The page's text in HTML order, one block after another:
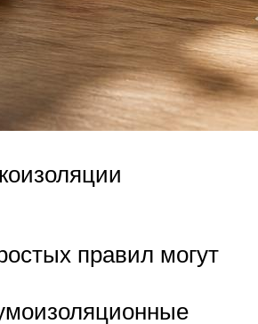
правил могут